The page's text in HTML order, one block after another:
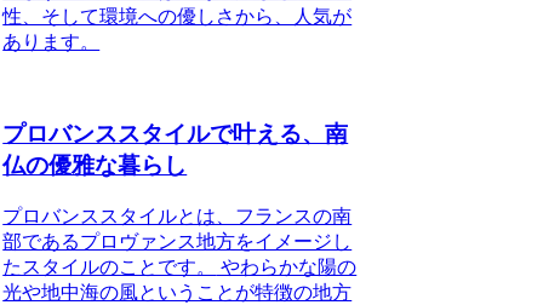
性、そして環境への優しさから、人気が
あります。
プロバンススタイルで叶える、南
仏の優雅な暮らし
プロバンススタイルとは、フランスの南
部であるプロヴァンス地方をイメージし
たスタイルのことです。
やわらかな陽の
光や地中海の風ということが特徴の地方